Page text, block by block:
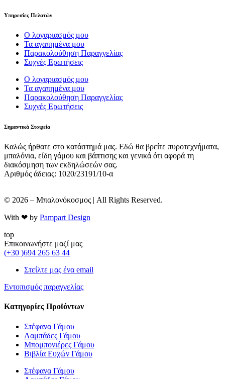
Υπηρεσίες Πελατών
Ο λογαριασμός μου
Τα αγαπημένα μου
Παρακολούθηση Παραγγελίας
Συχνές Ερωτήσεις
Ο λογαριασμός μου
Τα αγαπημένα μου
Παρακολούθηση Παραγγελίας
Συχνές Ερωτήσεις
Σημαντικά Στοιχεία
Καλώς ήρθατε στο κατάστημά μας. Εδώ θα βρείτε πυροτεχνήματα,
μπαλόνια, είδη γάμου και βάπτισης και γενικά ότι αφορά τη
διακόσμηση των εκδηλώσεών σας.
Αριθμός άδειας: 1020/23191/10-α
© 2026 – Μπαλονόκοσμος | All Rights Reserved.
With ❤ by Pampart Design
top
Επικοινωνήστε μαζί μας
(+30 )694 265 63 44
Στείλτε μας ένα email
Εντοπισμός παραγγελίας
Κατηγορίες Προϊόντων
Στέφανα Γάμου
Λαμπάδες Γάμου
Μπομπονιέρες Γάμου
Βιβλία Ευχών Γάμου
Στέφανα Γάμου